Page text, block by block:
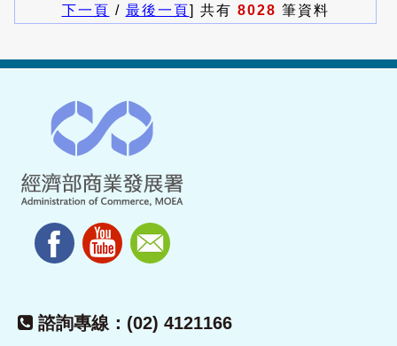
下一頁 / 最後一頁] 共有 8028 筆資料
諮詢專線：(02) 4121166